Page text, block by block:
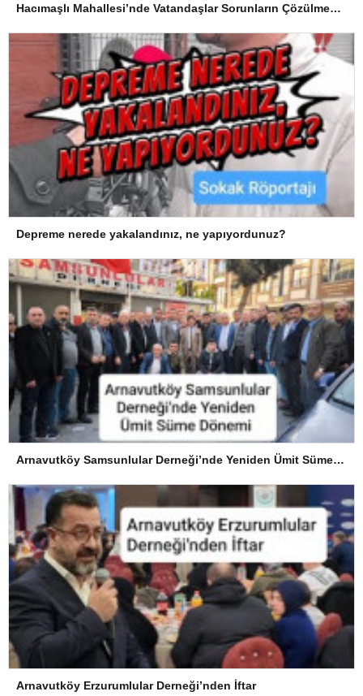
Hacımaşlı Mahallesi’nde Vatandaşlar Sorunların Çözülmesini Bekliyor
Depreme nerede yakalandınız, ne yapıyordunuz?
Arnavutköy Samsunlular Derneği’nde Yeniden Ümit Süme Dönemi
Arnavutköy Erzurumlular Derneği’nden İftar